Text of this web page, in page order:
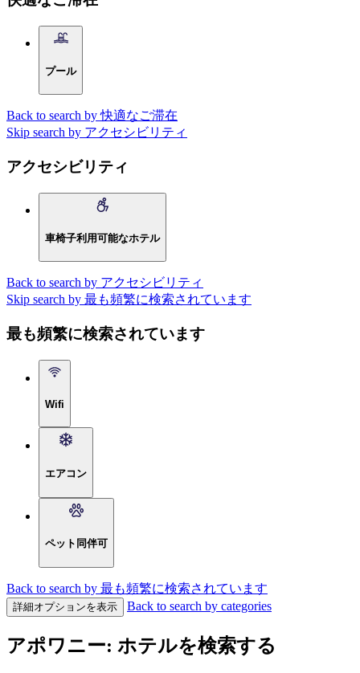
プール
Back to search by 快適なご滞在
Skip search by アクセシビリティ
アクセシビリティ
車椅子利用可能なホテル
Back to search by アクセシビリティ
Skip search by 最も頻繁に検索されています
最も頻繁に検索されています
Wifi
エアコン
ペット同伴可
Back to search by 最も頻繁に検索されています
詳細オプションを表示 Back to search by categories
アポワニー: ホテルを検索する